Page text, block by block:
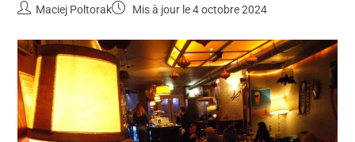
Maciej Poltorak Mis à jour le 4 octobre 2024